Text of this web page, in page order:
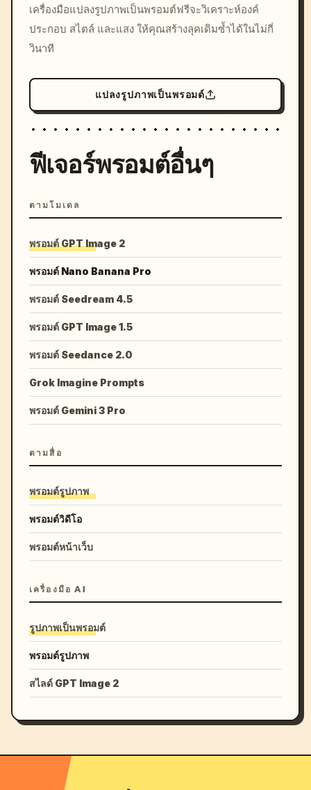
colors, 8k --v 6.0
เครื่องมือแปลงรูปภาพเป็นพรอมต์ฟรีจะวิเคราะห์องค์
ประกอบ สไตล์ และแสง ให้คุณสร้างลุคเดิมซ้ำได้ในไม่กี่
วินาที
แปลงรูปภาพเป็นพรอมต์
ฟีเจอร์พรอมต์อื่นๆ
ตามโมเดล
พรอมต์ GPT Image 2
พรอมต์ Nano Banana Pro
พรอมต์ Seedream 4.5
พรอมต์ GPT Image 1.5
พรอมต์ Seedance 2.0
Grok Imagine Prompts
พรอมต์ Gemini 3 Pro
ตามสื่อ
พรอมต์รูปภาพ
พรอมต์วิดีโอ
พรอมต์หน้าเว็บ
เครื่องมือ AI
รูปภาพเป็นพรอมต์
พรอมต์รูปภาพ
สไลด์ GPT Image 2